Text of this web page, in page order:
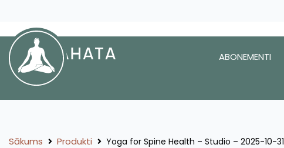
ABONEMENTI
Sākums Produkti Yoga for Spine Health – Studio – 2025-10-31